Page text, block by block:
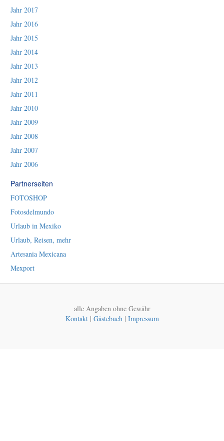
Jahr 2017
Jahr 2016
Jahr 2015
Jahr 2014
Jahr 2013
Jahr 2012
Jahr 2011
Jahr 2010
Jahr 2009
Jahr 2008
Jahr 2007
Jahr 2006
Partnerseiten
FOTOSHOP
Fotosdelmundo
Urlaub in Mexiko
Urlaub, Reisen, mehr
Artesania Mexicana
Mexport
alle Angaben ohne Gewähr
Kontakt| Gästebuch| Impressum